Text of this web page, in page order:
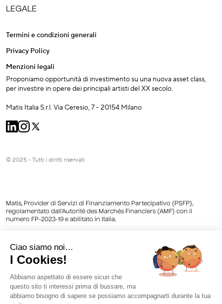
Proponiamo opportunità di investimento su una nuova asset class,
per investire in opere dei principali artisti del XX secolo.
Matis Italia S.r.l. Via Ceresio, 7 - 20154 Milano
LEGALE
Termini e condizioni generali
Privacy Policy
Menzioni legali
© 2025 - Tutti i diritti riservati
Matis, Provider di Servizi di Finanziamento Partecipativo (PSFP),
regolamentato dall'Autorité des Marchés Financiers (AMF) con il
numero FP-2023-19 e abilitato in Italia.
Contrôle Prudentiel et de Résolution (ACPR) in qualità di agente
provider di servizi di pagamento di Lemonway iscritta al Registro degli
agenti finanziari (Regafi) e dichiarato presso la Banca d'Italia.